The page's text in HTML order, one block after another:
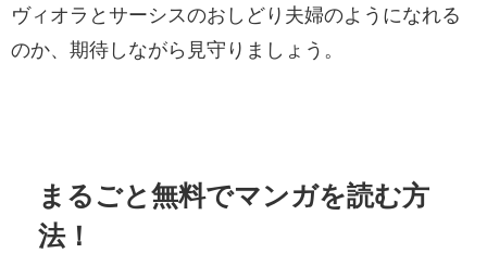
ヴィオラとサーシスのおしどり夫婦のようになれる
のか、期待しながら見守りましょう。
まるごと無料でマンガを読む方
法！